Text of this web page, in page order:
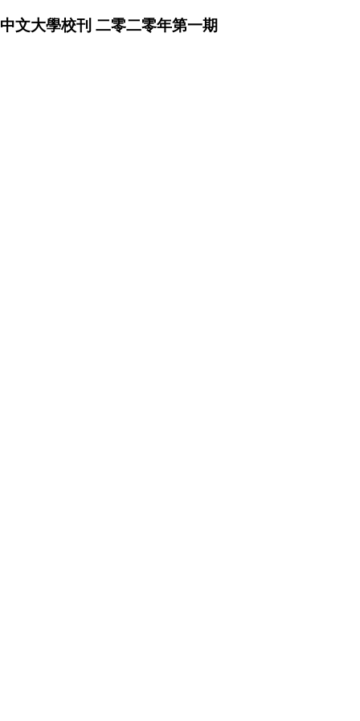
中文大學校刊 二零二零年第一期